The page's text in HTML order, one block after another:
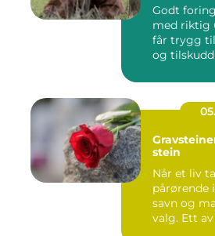
Godt
med riktig
får trygg
og
Gravsteiner et varig
stein
Når et liv
pårørende
savn og
valg. Ett